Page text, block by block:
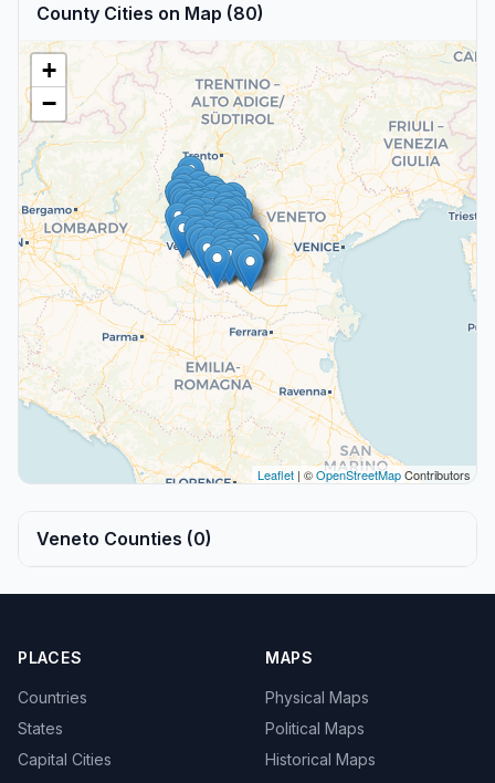
County Cities on Map (80)
+
−
Leaflet | ©OpenStreetMapContributors
Veneto Counties (0)
PLACES
Countries
States
Capital Cities
MAPS
Physical Maps
Political Maps
Historical Maps